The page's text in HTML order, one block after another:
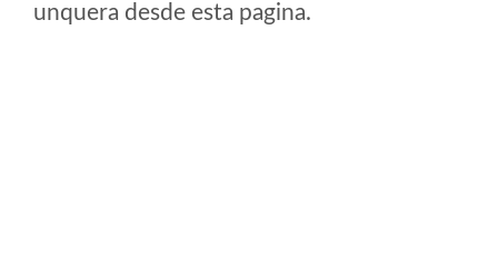
unquera desde esta pagina.